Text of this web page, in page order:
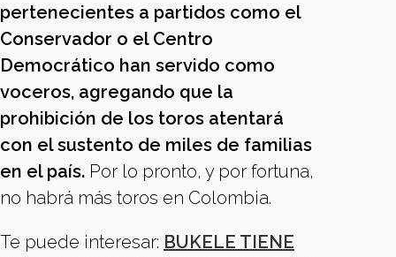
pertenecientes a partidos como el
Conservador o el Centro
Democrático han servido como
voceros, agregando que la
prohibición de los toros atentará
con el sustento de miles de familias
en el país. Por lo pronto, y por fortuna,
no habrá más toros en Colombia.
Te puede interesar: BUKELE TIENE